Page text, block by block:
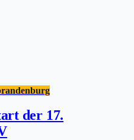
der 17.